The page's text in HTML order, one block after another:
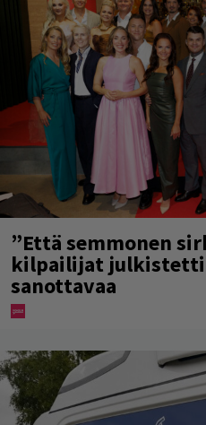
”Että semmonen
kilpailijat
sanottavaa